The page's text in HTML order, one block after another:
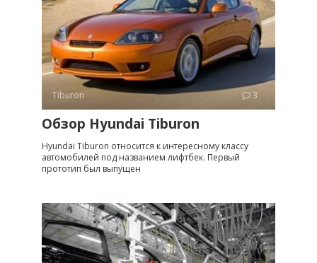
Tiburon 3
Обзор Hyundai Tiburon
Hyundai Tiburon относится к интересному классу
автомобилей под названием лифтбек. Первый
прототип был выпущен